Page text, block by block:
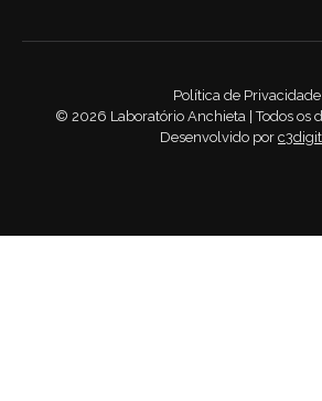
Política de Privacidade
© 2026 Laboratório Anchieta | Todos os
Desenvolvido por